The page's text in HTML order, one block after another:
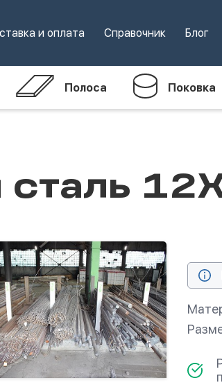
и оплата Справочник Блог
Полоса Поковка
сталь